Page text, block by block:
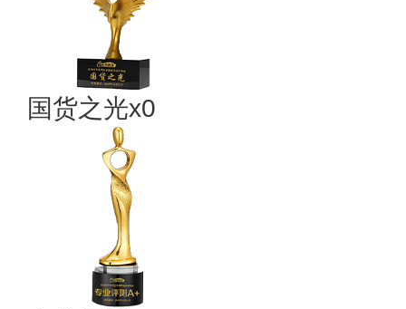
国货之光x0